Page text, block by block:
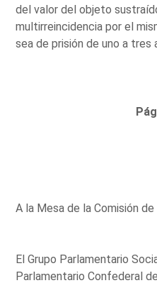
del valor del objeto
multirreincidencia por el
sea de prisión de uno a tres
A la Mesa de la Comisión
El Grupo Parlamentario
Parlamentario Confederal